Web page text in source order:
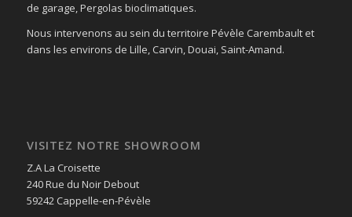
de garage, Pergolas bioclimatiques.
Nous intervenons au sein du territoire Pévèle Carembault et
dans les environs de Lille, Carvin, Douai, Saint-Amand.
VISITEZ NOTRE SHOWROOM
Z.A La Croisette
240 Rue du Noir Debout
59242 Cappelle-en-Pévèle